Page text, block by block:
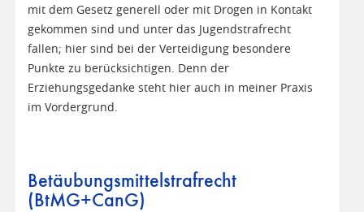
mit dem Gesetz generell oder mit Drogen in Kontakt
gekommen sind und unter das Jugendstrafrecht
fallen; hier sind bei der Verteidigung besondere
Punkte zu berücksichtigen. Denn der
Erziehungsgedanke steht hier auch in meiner Praxis
im Vordergrund.
Betäubungsmittelstrafrecht
(BtMG+CanG)